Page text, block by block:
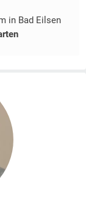
in Bad Eilsen